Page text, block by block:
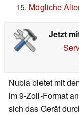
Mögliche
Jetzt
Nubia bietet mit
im 9-Zoll-Format
sich das Gerät